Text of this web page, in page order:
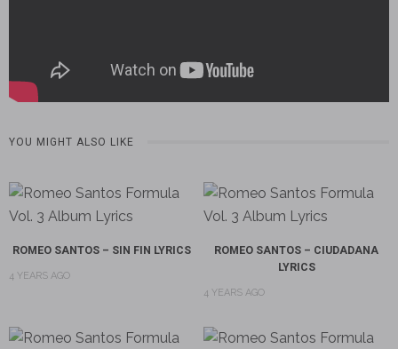
YOU MIGHT ALSO LIKE
ROMEO SANTOS – SIN FIN LYRICS
4 YEARS AGO
ROMEO SANTOS – CIUDADANA
LYRICS
4 YEARS AGO